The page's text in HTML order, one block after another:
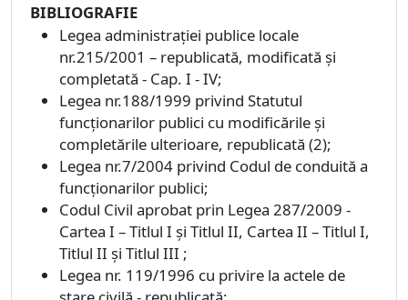
BIBLIOGRAFIE
Legea administraţiei publice locale
nr.215/2001 – republicată, modificată şi
completată - Cap. I - IV;
Legea nr.188/1999 privind Statutul
funcţionarilor publici cu modificările şi
completările ulterioare, republicată (2);
Legea nr.7/2004 privind Codul de conduită a
funcţionarilor publici;
Codul Civil aprobat prin Legea 287/2009 -
Cartea I – Titlul I şi Titlul II, Cartea II – Titlul I,
Titlul II şi Titlul III ;
Legea nr. 119/1996 cu privire la actele de